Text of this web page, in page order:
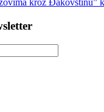
kroz Đakovštinu”